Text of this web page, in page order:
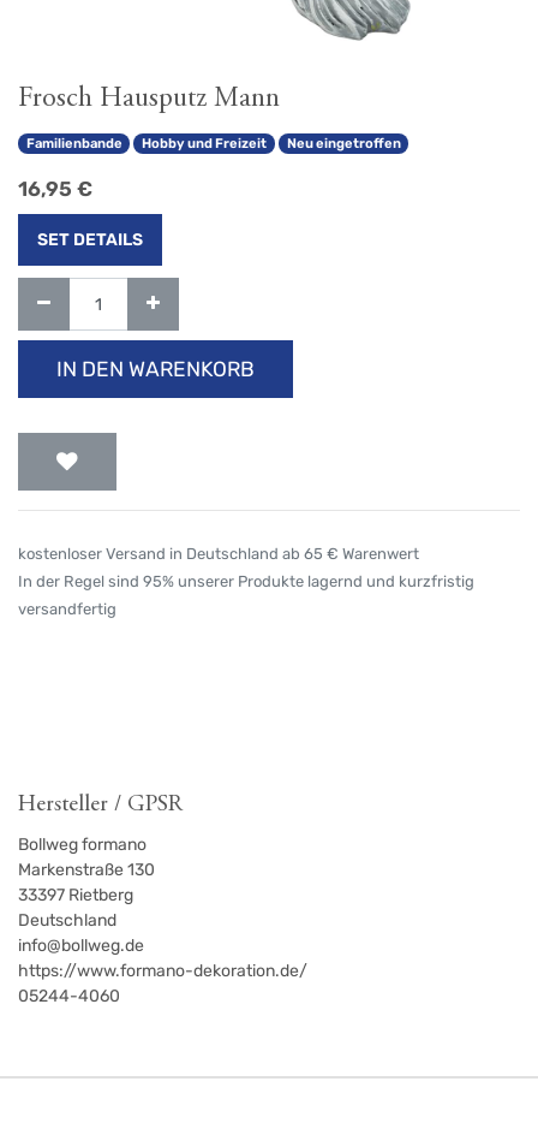
Frosch Hausputz Mann
Familienbande Hobby und Freizeit Neu eingetroffen
16,95 €
SET DETAILS
IN DEN WARENKORB
kostenloser Versand in Deutschland ab 65 € Warenwert
In der Regel sind 95% unserer Produkte lagernd und kurzfristig
versandfertig
Hersteller / GPSR
Bollweg formano
Markenstraße 130
33397 Rietberg
Deutschland
info@bollweg.de
https://www.formano-dekoration.de/
05244-4060